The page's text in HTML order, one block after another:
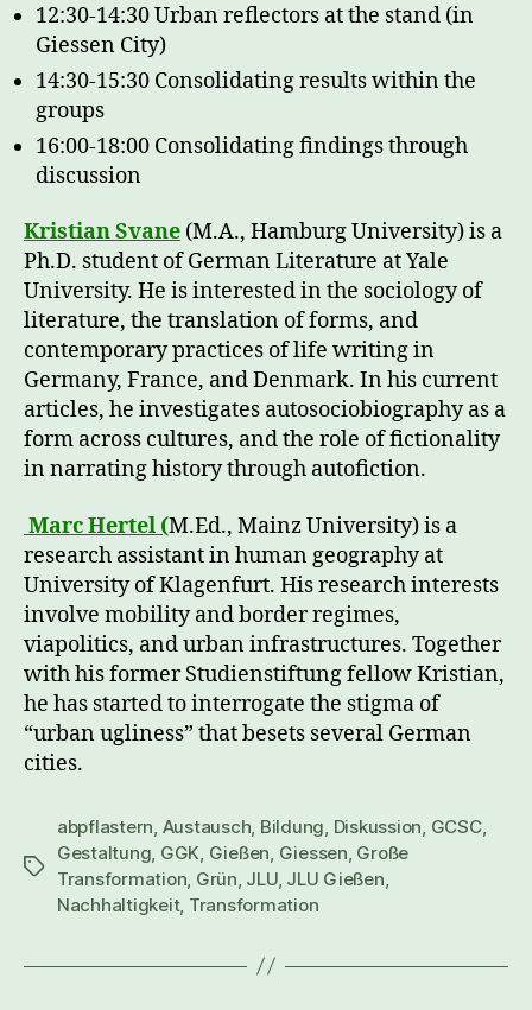
12:30-14:30 Urban reflectors at the stand (in
Giessen City)
14:30-15:30 Consolidating results within the
groups
16:00-18:00 Consolidating findings through
discussion
Kristian Svane (M.A., Hamburg University) is a
Ph.D. student of German Literature at Yale
University. He is interested in the sociology of
literature, the translation of forms, and
contemporary practices of life writing in
Germany, France, and Denmark. In his current
articles, he investigates autosociobiography as a
form across cultures, and the role of fictionality
in narrating history through autofiction.
Marc Hertel (M.Ed., Mainz University) is a
research assistant in human geography at
University of Klagenfurt. His research interests
involve mobility and border regimes,
viapolitics, and urban infrastructures. Together
with his former Studienstiftung fellow Kristian,
he has started to interrogate the stigma of
“urban ugliness” that besets several German
cities.
abpflastern Austausch Bildung Diskussion GCSC,
Gestaltung GGK Gießen Giessen Große
Transformation Grün JLU, JLU Gießen
Nachhaltigkeit, Transformation